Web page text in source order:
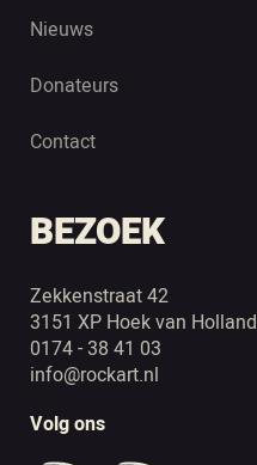
Nieuws
Donateurs
Contact
BEZOEK
Zekkenstraat 42
3151 XP Hoek van Holland
0174 - 38 41 03
info@rockart.nl
Volg ons